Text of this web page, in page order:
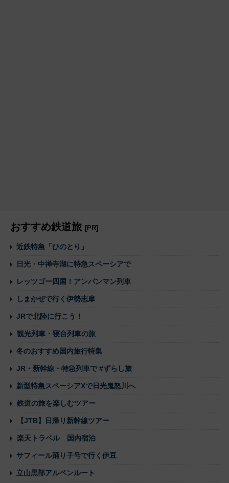
おすすめ鉄道旅 [PR]
近鉄特急「ひのとり」
日光・中禅寺湖に特急スペーシアで
レッツゴー四国！アンパンマン列車
しまかぜで行く伊勢志摩
JRで北陸に行こう！
観光列車・寝台列車の旅
冬のおすすめ国内旅行特集
JR・新幹線・特急列車で #ずらし旅
新型特急スペーシアXで日光鬼怒川へ
鉄道の旅を楽しむツアー
【JTB】日帰り新幹線ツアー
楽天トラベル 国内宿泊
サフィール踊り子号で行く伊豆
立山黒部アルペンルート